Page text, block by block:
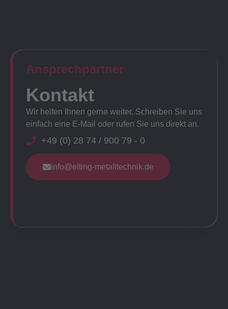
Ansprechpartner​
Kontakt
Wir helfen Ihnen gerne weiter. Schreiben Sie uns
einfach eine E-Mail oder rufen Sie uns direkt an.
+49 (0) 28 74 / 900 79 - 0
info@elting-metalltechnik.de